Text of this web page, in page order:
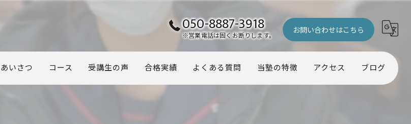
050-8887-3918
※営業電話は固くお断りします。 お問い合わせはこちら
いさつ コース 受講生の声 合格実績 よくある質問 当塾の特徴 アクセス ブログ